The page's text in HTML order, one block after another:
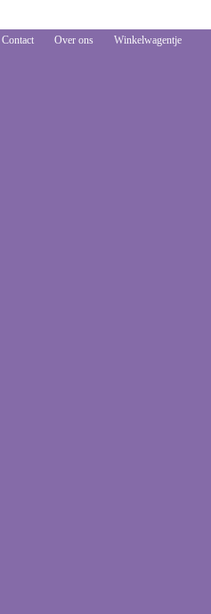
Contact Over ons Winkelwagentje